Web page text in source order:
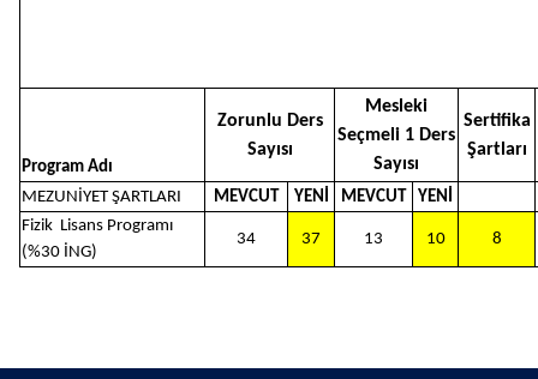
Program Adı
Zorunlu Ders
Sayısı
Mesleki
Seçmeli 1 Ders
Sayısı
Sertifika
Şartları
MEZUNİYET ŞARTLARI MEVCUT YENİ MEVCUT
YENİ
Fizik Lisans Programı
(%30 İNG)
34 37 13 10 8